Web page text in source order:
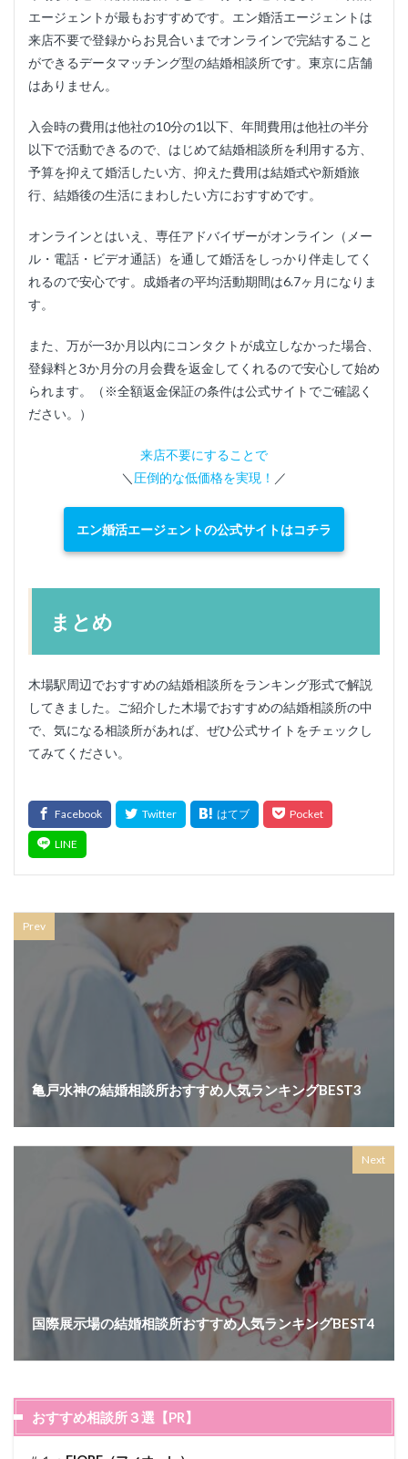
エージェントが最もおすすめです。エン婚活エージェントは
来店不要で登録からお見合いまでオンラインで完結すること
ができるデータマッチング型の結婚相談所です。東京に店舗
はありません。
入会時の費用は他社の10分の1以下、年間費用は他社の半分
以下で活動できるので、はじめて結婚相談所を利用する方、
予算を抑えて婚活したい方、抑えた費用は結婚式や新婚旅
行、結婚後の生活にまわしたい方におすすめです。
オンラインとはいえ、専任アドバイザーがオンライン（メー
ル・電話・ビデオ通話）を通して婚活をしっかり伴走してく
れるので安心です。成婚者の平均活動期間は6.7ヶ月になりま
す。
また、万が一3か月以内にコンタクトが成立しなかった場合、
登録料と3か月分の月会費を返金してくれるので安心して始め
られます。（※全額返金保証の条件は公式サイトでご確認く
ださい。）
来店不要にすることで
＼ 圧倒的な低価格を実現！ ／
エン婚活エージェントの公式サイトはコチラ
まとめ
木場駅周辺でおすすめの結婚相談所をランキング形式で解説
してきました。ご紹介した木場でおすすめの結婚相談所の中
で、気になる相談所があれば、ぜひ公式サイトをチェックし
てみてください。
Prev
亀戸水神の結婚相談所おすすめ人気ランキングBEST3
Next
国際展示場の結婚相談所おすすめ人気ランキングBEST4
おすすめ相談所３選【PR】